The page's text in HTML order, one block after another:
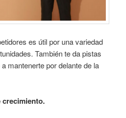
es útil por una variedad
También te da pistas
mantenerte por delante de la